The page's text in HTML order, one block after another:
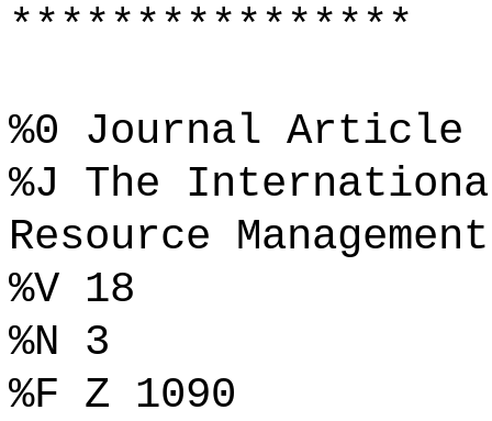
****************
%0 Journal Article
%J The
Resource Management
%V 18
%N 3
%F Z 1090